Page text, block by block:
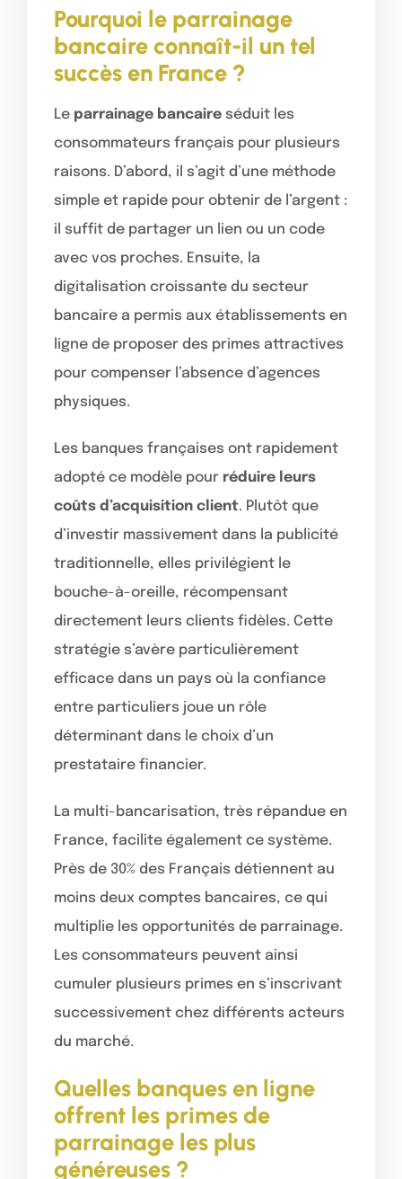
Pourquoi le parrainage
bancaire connaît-il un tel
succès en France ?
Le parrainage bancaire séduit les
consommateurs français pour plusieurs
raisons. D’abord, il s’agit d’une méthode
simple et rapide pour obtenir de l’argent :
il suffit de partager un lien ou un code
avec vos proches. Ensuite, la
digitalisation croissante du secteur
bancaire a permis aux établissements en
ligne de proposer des primes attractives
pour compenser l’absence d’agences
physiques.
Les banques françaises ont rapidement
adopté ce modèle pour réduire leurs
coûts d’acquisition client. Plutôt que
d’investir massivement dans la publicité
traditionnelle, elles privilégient le
bouche-à-oreille, récompensant
directement leurs clients fidèles. Cette
stratégie s’avère particulièrement
efficace dans un pays où la confiance
entre particuliers joue un rôle
déterminant dans le choix d’un
prestataire financier.
La multi-bancarisation, très répandue en
France, facilite également ce système.
Près de 30% des Français détiennent au
moins deux comptes bancaires, ce qui
multiplie les opportunités de parrainage.
Les consommateurs peuvent ainsi
cumuler plusieurs primes en s’inscrivant
successivement chez différents acteurs
du marché.
Quelles banques en ligne
offrent les primes de
parrainage les plus
généreuses ?